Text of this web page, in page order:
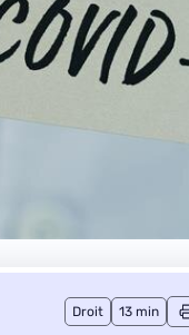
Droit 13 min